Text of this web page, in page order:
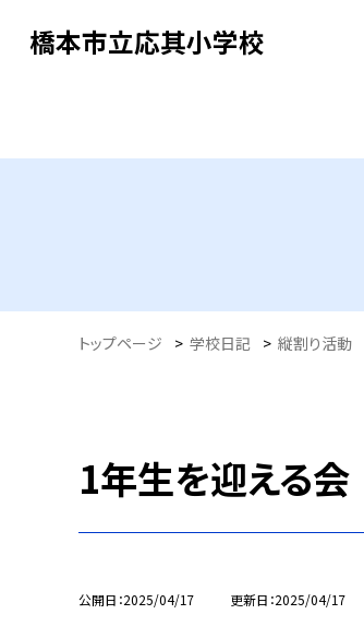
橋本市立応其小学校
トップページ > 学校日記 > 縦割り活動
1年生を迎える会
公開日 2025/04/17 更新日 2025/04/17